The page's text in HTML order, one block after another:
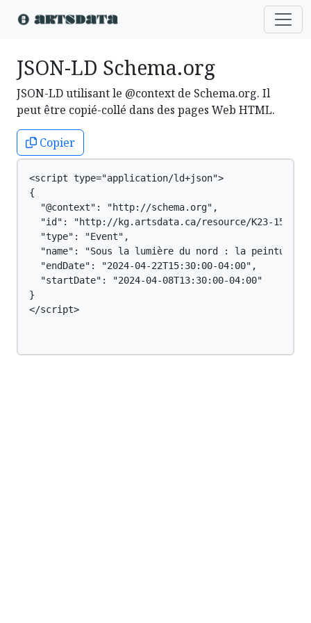
JSON-LD Schema.org
JSON-LD utilisant le @context de Schema.org. Il
peut être copié-collé dans des pages Web HTML.
Copier
<script type="application/ld+json">
{
  "@context": "http://schema.org",
  "id": "http://kg.artsdata.ca/resource/K23-1511",
  "type": "Event",
"name": "Sous la lumière du nord : la peinture
  "endDate": "2024-04-22T15:30:00-04:00",
  "startDate": "2024-04-08T13:30:00-04:00"
}
</script>